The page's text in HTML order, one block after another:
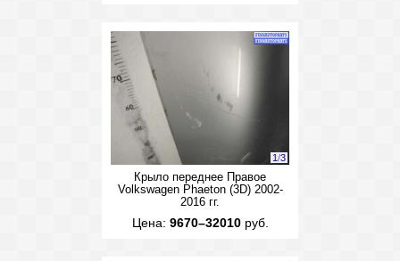
1/3
Крыло переднее Правое
Volkswagen Phaeton (3D) 2002-
2016 гг.
Цена: 9670–32010руб.